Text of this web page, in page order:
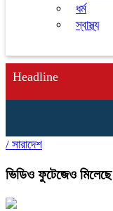
ধর্ম
স্বাস্থ্য
Headline
/ সারাদেশ
ভিডিও ফুটেজেও